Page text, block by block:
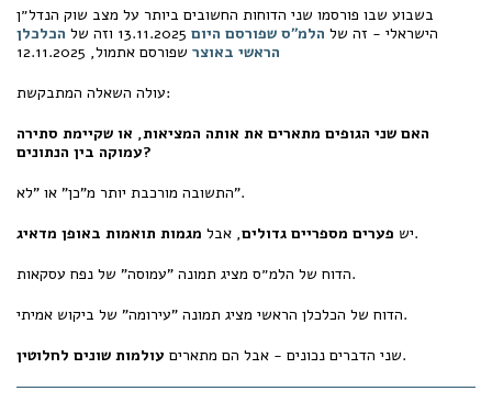
בשבוע שבו פורסמו שני הדוחות החשובים ביותר על מצב שוק הנדל״ן
הישראלי - זה של הלמ״ס שפורסם היום
הכלכלן
הראשי באוצר שפורסם אתמול, 12.11.2025
עולה השאלה המתבקשת:
האם שני הגופים מתארים את אותה המציאות, או שקיימת סתירה
עמוקה בין הנתונים?
התשובה מורכבת יותר מ"כן" או "לא".
יש פערים מספריים גדולים, אבל מגמות תואמות באופן מדאיג
.
הדוח של הלמ״ס מציג תמונה "עמוסה" של נפח עסקאות.
הדוח של הכלכלן הראשי מציג תמונה "עירומה" של ביקוש אמיתי.
שני הדברים נכונים - אבל הם מתארים עולמות שונים לחלוטין .